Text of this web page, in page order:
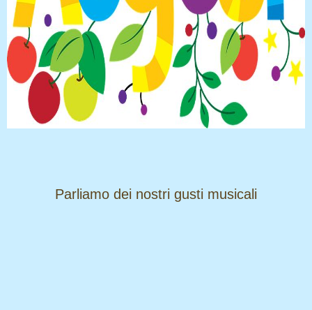
​​​​​​​Parliamo dei nostri gusti musicali